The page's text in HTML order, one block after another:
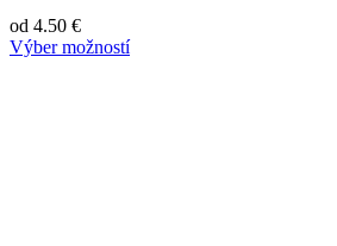
od 4.50 €
Výber možností